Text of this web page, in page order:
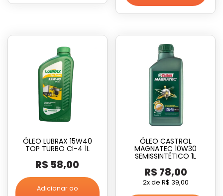
ÓLEO LUBRAX 15W40
TOP TURBO CI-4 1L
R$ 58,00
Adicionar ao
ÓLEO CASTROL
MAGNATEC 10W30
SEMISSINTÉTICO 1L
R$ 78,00
2x de R$ 39,00